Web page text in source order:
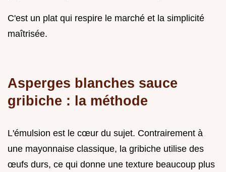
C'est un plat qui respire le marché et la simplicité
maîtrisée.
Asperges blanches sauce
gribiche : la méthode
L'émulsion est le cœur du sujet. Contrairement à
une mayonnaise classique, la gribiche utilise des
œufs durs, ce qui donne une texture beaucoup plus